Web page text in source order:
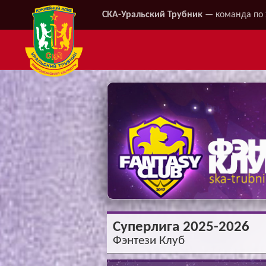
СКА-Уральский Трубник — команда по
Суперлига 2025-2026
Фэнтези Клуб